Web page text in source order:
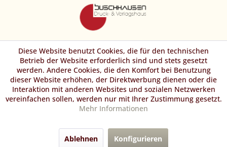
Diese Website benutzt Cookies, die für den technischen
Betrieb der Website erforderlich sind und stets gesetzt
werden. Andere Cookies, die den Komfort bei Benutzung
dieser Website erhöhen, der Direktwerbung dienen oder die
Interaktion mit anderen Websites und sozialen Netzwerken
vereinfachen sollen, werden nur mit Ihrer Zustimmung gesetzt.
Mehr Informationen
Ablehnen Konfigurieren